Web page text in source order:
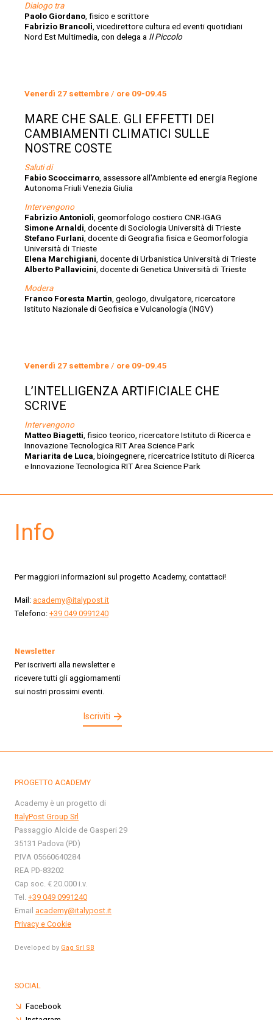
Dialogo tra
Paolo Giordano , fisico e scrittore
Fabrizio Brancoli , vicedirettore cultura ed eventi quotidiani
Nord Est Multimedia, con delega a Il Piccolo
Venerdì 27 settembre / ore 09-09.45
MARE CHE SALE. GLI EFFETTI DEI
CAMBIAMENTI CLIMATICI SULLE
NOSTRE COSTE
Saluti di
Fabio Scoccimarro , assessore all'Ambiente ed energia Regione
Autonoma Friuli Venezia Giulia
Intervengono
Fabrizio Antonioli , geomorfologo costiero CNR-IGAG
Simone Arnaldi , docente di Sociologia Università di Trieste
Stefano Furlani , docente di Geografia fisica e Geomorfologia
Università di Trieste
Elena Marchigiani , docente di Urbanistica Università di Trieste
Alberto Pallavicini , docente di Genetica Università di Trieste
Modera
Franco Foresta Martin , geologo, divulgatore, ricercatore
Istituto Nazionale di Geofisica e Vulcanologia (INGV)
Venerdì 27 settembre / ore 09-09.45
L’INTELLIGENZA ARTIFICIALE CHE
SCRIVE
Intervengono
Matteo Biagetti , fisico teorico, ricercatore Istituto di Ricerca e
Innovazione Tecnologica RIT Area Science Park
Mariarita de Luca , bioingegnere, ricercatrice Istituto di Ricerca
e Innovazione Tecnologica RIT Area Science Park
Info
Per maggiori informazioni sul progetto Academy, contattaci!
Mail: academy@italypost.it
Telefono: +39 049 0991240
Newsletter
Per iscriverti alla newsletter e
ricevere tutti gli aggiornamenti
sui nostri prossimi eventi.
Iscriviti
PROGETTO ACADEMY
Academy è un progetto di
ItalyPost Group Srl
Passaggio Alcide de Gasperi 29
35131 Padova (PD)
P.IVA 05660640284
REA PD-83202
Cap soc. € 20.000 i.v.
Tel. +39 049 0991240
Email academy@italypost.it
Privacy e Cookie
Developed by Gag Srl SB
SOCIAL
Facebook